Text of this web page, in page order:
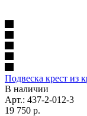
Подвеска крест из
В наличии
Арт.: 437-2-012-3
19 750 p.